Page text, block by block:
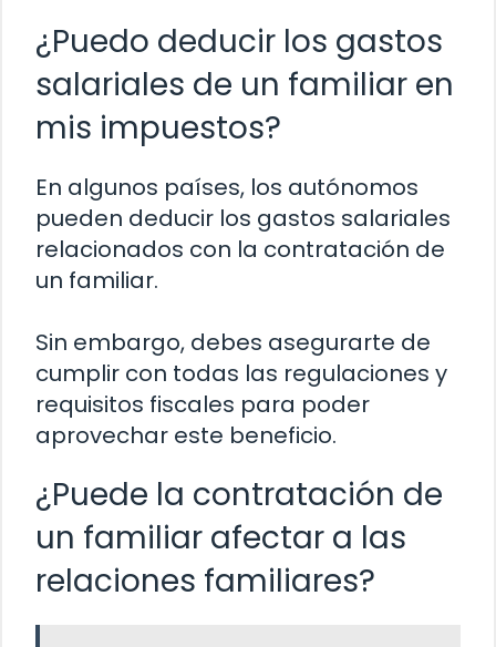
¿Puedo deducir los gastos
salariales de un familiar en
mis impuestos?
En algunos países, los autónomos
pueden deducir los gastos salariales
relacionados con la contratación de
un familiar.
Sin embargo, debes asegurarte de
cumplir con todas las regulaciones y
requisitos fiscales para poder
aprovechar este beneficio.
¿Puede la contratación de
un familiar afectar a las
relaciones familiares?